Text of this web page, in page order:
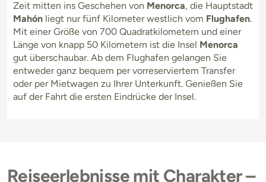
Zeit mitten ins Geschehen von Menorca, die Hauptstadt
Mahón liegt nur fünf Kilometer westlich vom Flughafen.
Mit einer Größe von 700 Quadratkilometern und einer
Länge von knapp 50 Kilometern ist die Insel Menorca
gut überschaubar. Ab dem Flughafen gelangen Sie
entweder ganz bequem per vorreserviertem Transfer
oder per Mietwagen zu Ihrer Unterkunft. Genießen Sie
auf der Fahrt die ersten Eindrücke der Insel.
Reiseerlebnisse mit Charakter –